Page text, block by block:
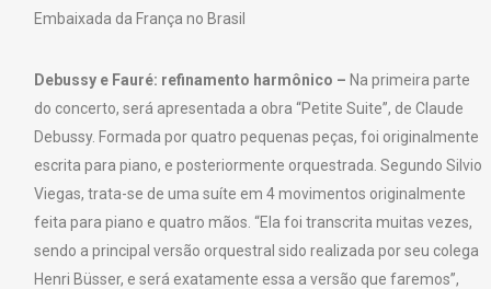
Embaixada da França no Brasil
Debussy e Fauré: refinamento harmônico – Na primeira parte
do concerto, será apresentada a obra “Petite Suite”, de Claude
Debussy. Formada por quatro pequenas peças, foi originalmente
escrita para piano, e posteriormente orquestrada. Segundo Silvio
Viegas, trata-se de uma suíte em 4 movimentos originalmente
feita para piano e quatro mãos. “Ela foi transcrita muitas vezes,
sendo a principal versão orquestral sido realizada por seu colega
Henri Büsser, e será exatamente essa a versão que faremos”,